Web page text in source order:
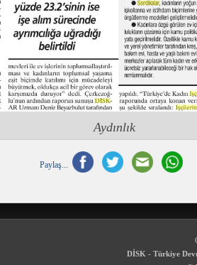
Aydınlık
Paylaş...
DİSK - Türkiye